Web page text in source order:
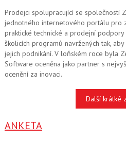
Prodejci spolupracující se společností
jednotného internetového portálu pro
praktické technické a prodejní
školicích programů navržených tak,
jejich podnikání. V loňském roce byla
Software oceněna jako partner s
ocenění za inovaci.
Další krátké
ANKETA